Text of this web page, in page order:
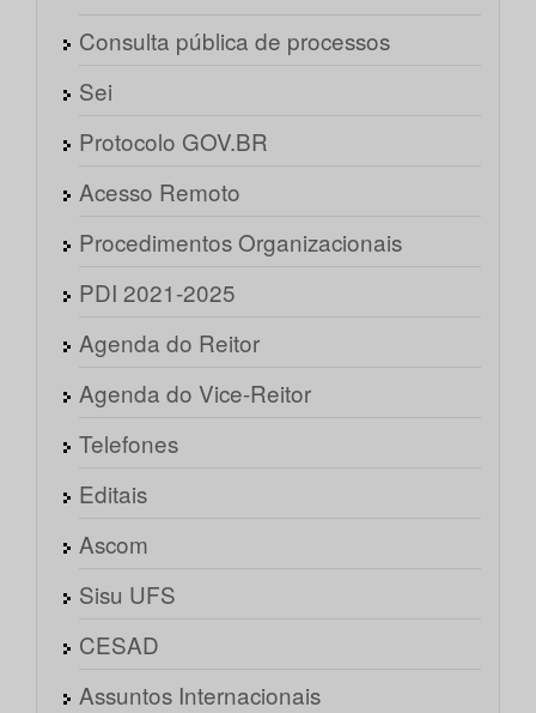
Consulta pública de processos
Sei
Protocolo GOV.BR
Acesso Remoto
Procedimentos Organizacionais
PDI 2021-2025
Agenda do Reitor
Agenda do Vice-Reitor
Telefones
Editais
Ascom
Sisu UFS
CESAD
Assuntos Internacionais